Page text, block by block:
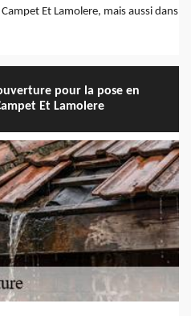
Et Lamolere, mais aussi dans
pour la pose en
Et Lamolere